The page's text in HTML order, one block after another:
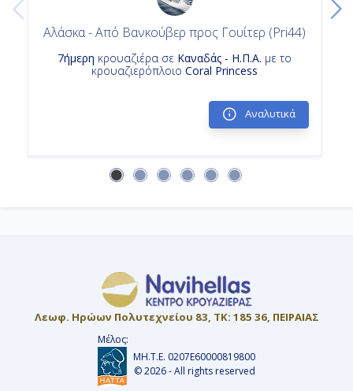
Αλάσκα - Από Βανκούβερ προς Γουίτερ (Pri44)
7ήμερη κρουαζιέρα σε Καναδάς - Η.Π.Α. με το
κρουαζιερόπλοιο Coral Princess
Αναλυτικά
Λεωφ. Ηρώων Πολυτεχνείου 83, ΤΚ: 185 36, ΠΕΙΡΑΙΑΣ
Μέλος:
ΜΗ.Τ.Ε. 0207Ε60000819800
© 2026 - All rights reserved